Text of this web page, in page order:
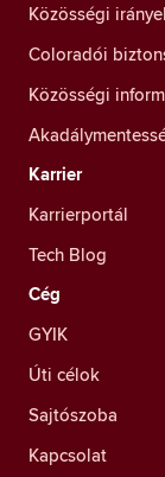
Közösségi
Coloradói
Közösségi
Karrier
Karrierportál
Tech Blog
Cég
GYIK
Úti célok
Sajtószoba
Kapcsolat